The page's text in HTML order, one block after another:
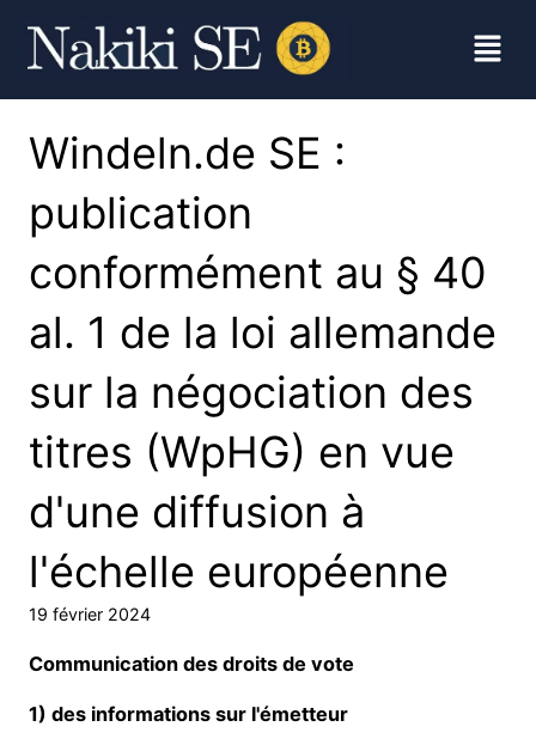
Windeln.de SE :
publication
conformément au § 40
al. 1 de la loi allemande
sur la négociation des
titres (WpHG) en vue
d'une diffusion à
l'échelle européenne
19 février 2024
Communication des droits de vote
1) des informations sur l'émetteur